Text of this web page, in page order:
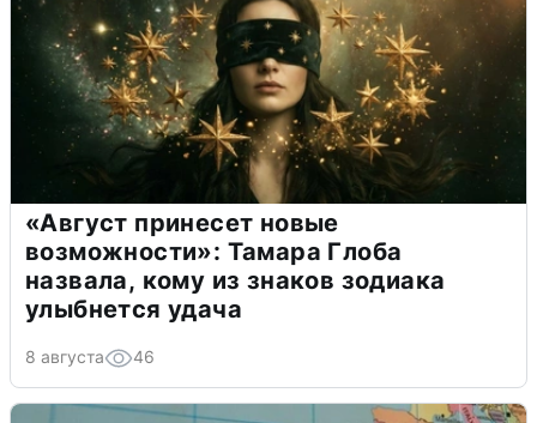
«Август принесет новые
возможности»: Тамара Глоба
назвала, кому из знаков зодиака
улыбнется удача
8 августа 46